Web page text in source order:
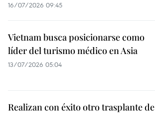
16/07/2026 09:45
Vietnam busca posicionarse como
líder del turismo médico en Asia
13/07/2026 05:04
Realizan con éxito otro trasplante de